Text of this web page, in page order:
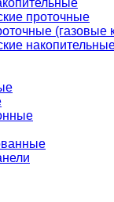
проточные
(газовые